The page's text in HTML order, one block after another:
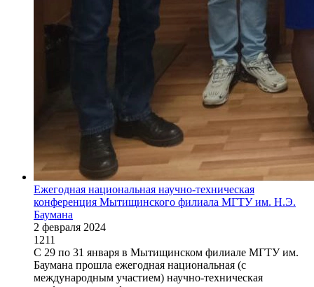
Ежегодная национальная научно-техническая
конференция Мытищинского филиала МГТУ им. Н.Э.
Баумана
2 февраля 2024
1211
С 29 по 31 января в Мытищинском филиале МГТУ им.
Баумана прошла ежегодная национальная (с
международным участием) научно-техническая